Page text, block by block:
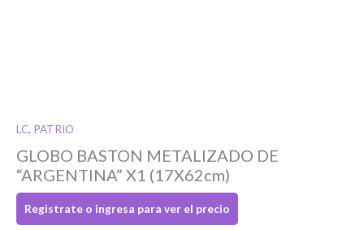
LC, PATRIO
GLOBO BASTON METALIZADO DE
“ARGENTINA” X1 (17X62cm)
Registrate o ingresa para ver el precio
Si tenés cuenta...
Toca para ingresar